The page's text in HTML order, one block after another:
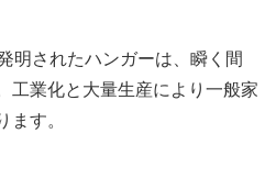
明されたハンガーは、瞬く間
工業化と大量生産により一般家
ます。